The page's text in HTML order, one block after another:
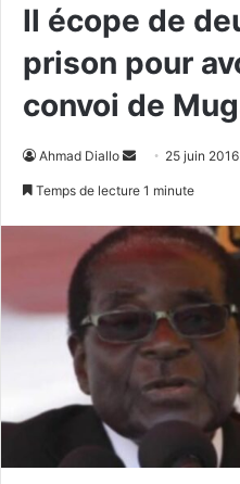
Il écope de
prison pour
convoi de
Ahmad Diallo
Envoyer25 juin 2016
Temps de lecture 1 minute